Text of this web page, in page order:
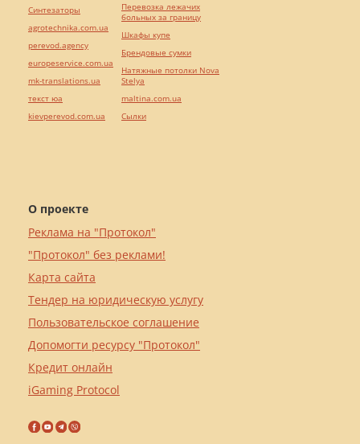
О проекте
Реклама на "Протокол"
"Протокол" без реклами!
Карта сайта
Тендер на юридическую услугу
Пользовательское соглашение
Допомогти ресурсу "Протокол"
Кредит онлайн
iGaming Protocol
Синтезаторы
agrotechnika.com.ua
perevod.agency
europeservice.com.ua
mk-translations.ua
текст юа
kievperevod.com.ua
Перевозка лежачих
больных за границу
Шкафы купе
Брендовые сумки
Натяжные потолки Nova
Stelya
maltina.com.ua
Cылки